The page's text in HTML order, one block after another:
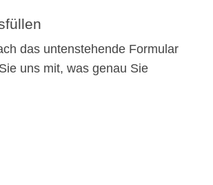
das untenstehende Formular
uns mit, was genau Sie